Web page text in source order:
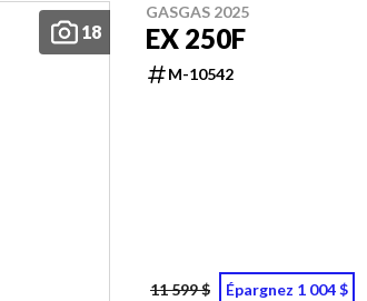
18
GASGAS 2025
EX 250F
M-10542
11 599 $ Épargnez 1 004 $